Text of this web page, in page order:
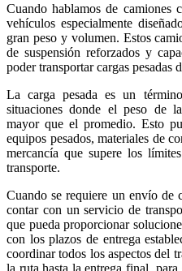
Cuando hablamos de camiones
vehículos especialmente
gran peso y volumen. Estos
de suspensión reforzados y
poder transportar cargas pesadas
La carga pesada es un
situaciones donde el peso de
mayor que el promedio. Esto
equipos pesados, materiales de
mercancía que supere los
transporte.
Cuando se requiere un envío de
contar con un servicio de
que pueda proporcionar
con los plazos de entrega
coordinar todos los aspectos del
la ruta hasta la entrega final,